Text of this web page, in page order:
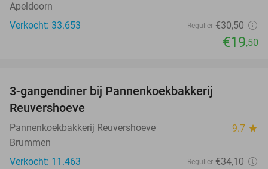
Apeldoorn
Verkocht: 33.653
Regulier €30,50
€19,50
3-gangendiner bij Pannenkoekbakkerij
Reuvershoeve
Pannenkoekbakkerij Reuvershoeve 9.7 star
Brummen
Verkocht: 11.463
Regulier €34,10